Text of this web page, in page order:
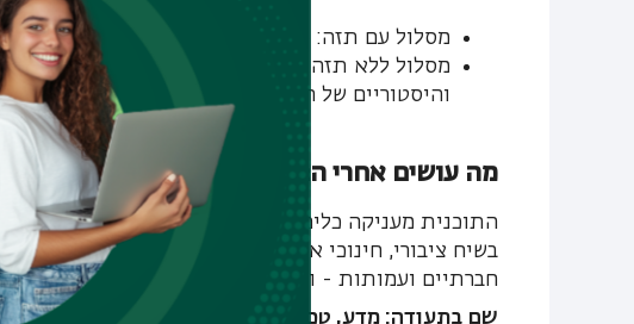
מסלול עם תזה: 36 נ״ז
מסלול ללא
והיסטוריים של המדע והטכנולוגיה.
מה עושים אחרי התואר במדע, טכנולוגיה
התוכנית מעניקה כלים לחשיבה ביקורתית, הבנה
בשיח ציבורי, חינוכי או מחקרי. הבוגרים משתלבים
חברתיים ועמותות - וכן במסלולים לדוקטורט בארץ
שם בתעודה: מדע, טכנולוגיה וחברה